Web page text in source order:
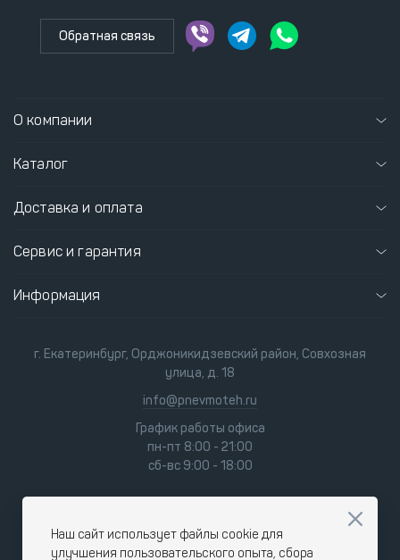
Обратная связь
О компании
Каталог
Доставка и оплата
Сервис и гарантия
Информация
г. Екатеринбург, Орджоникидзевский район, Совхозная
улица, д. 18
info@pnevmoteh.ru
График работы офиса
пн-пт 8:00 - 21:00
сб-вс 9:00 - 18:00
Наш сайт использует файлы cookie для
улучшения пользовательского опыта, сбора